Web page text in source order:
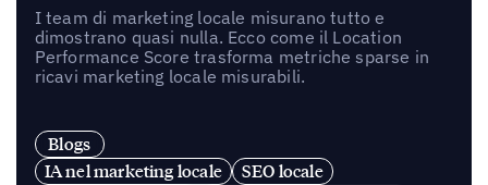
I team di marketing locale misurano tutto e
dimostrano quasi nulla. Ecco come il Location
Performance Score trasforma metriche sparse in
ricavi marketing locale misurabili.
Blogs
IA nel marketing locale
SEO locale